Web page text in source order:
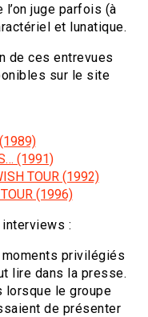
l’on juge parfois (à
et lunatique.
de ces entrevues
sur le site
(1991)
TOUR (1992)
(1996)
:
privilégiés
lire dans la presse.
lorsque le groupe
de présenter